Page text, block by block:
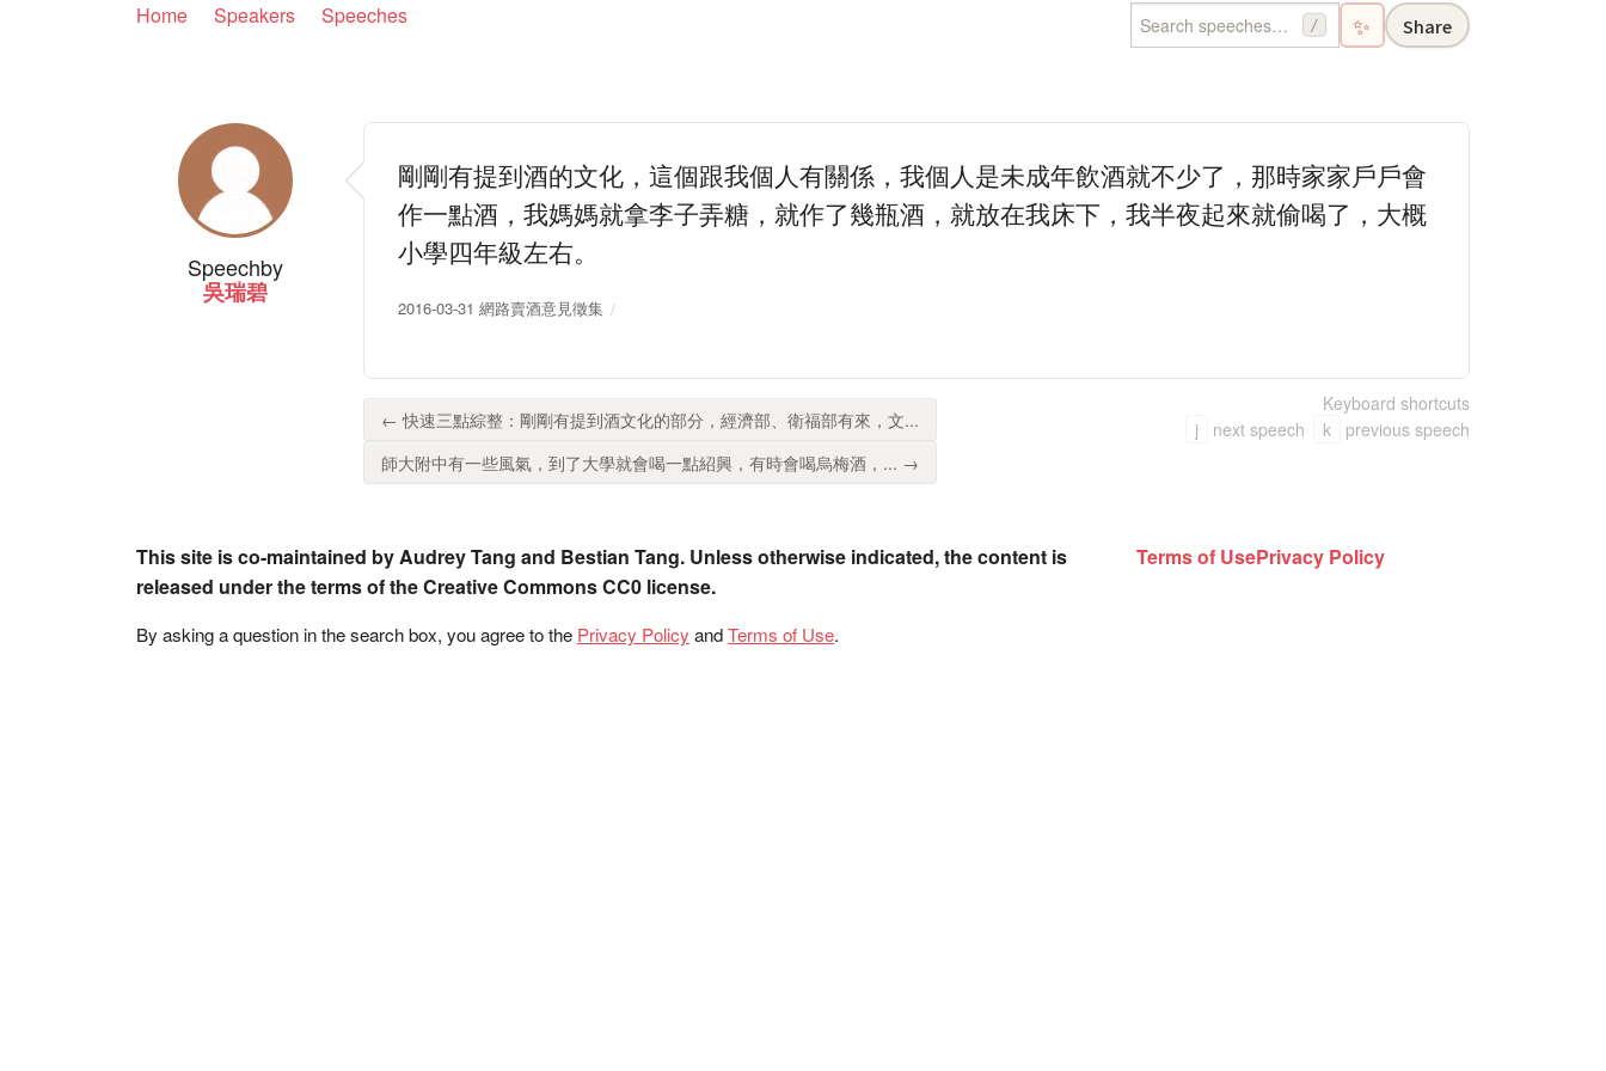
Home Speakers Speeches / ✨ Share
Speechby
吳瑞碧
剛剛有提到酒的文化，這個跟我個人有關係，我個人是未成年飲酒就不少了，那時家家戶戶會
作一點酒，我媽媽就拿李子弄糖，就作了幾瓶酒，就放在我床下，我半夜起來就偷喝了，大概
小學四年級左右。
2016-03-31 網路賣酒意見徵集
← 快速三點綜整：剛剛有提到酒文化的部分，經濟部、衛福部有來，文...
師大附中有一些風氣，到了大學就會喝一點紹興，有時會喝烏梅酒，... →
Keyboard shortcuts
j
next speech k previous speech
This site is co-maintained by Audrey Tang and Bestian Tang. Unless otherwise indicated, the content is
released under the terms of the Creative Commons CC0 license.
By asking a question in the search box, you agree to the Privacy Policy andTerms of Use.
Terms of UsePrivacy Policy